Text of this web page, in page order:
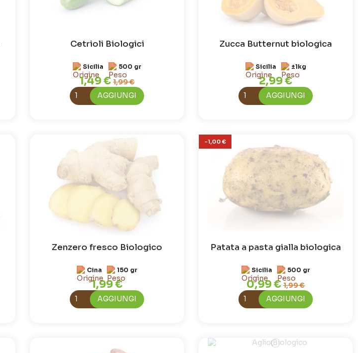
Cetrioli Biologici
Sicilia 500 gr
1,49 € 1,99 €
AGGIUNGI
Zucca Butternut biologica
Sicilia ±1kg
2,99 €
AGGIUNGI
Zenzero fresco Biologico
Cina 150 gr
1,99 €
AGGIUNGI
-1,00 €
Patata a pasta gialla biologica
Sicilia 500 gr
0,99 €1,99 €
AGGIUNGI